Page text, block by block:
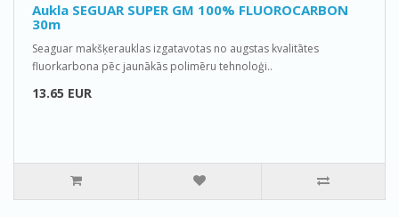
Aukla SEGUAR SUPER GM 100% FLUOROCARBON
30m
Seaguar makšķerauklas izgatavotas no augstas kvalitātes
fluorkarbona pēc jaunākās polimēru tehnoloģi..
13.65 EUR